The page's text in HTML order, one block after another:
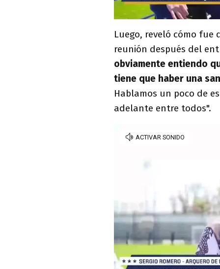
Luego, reveló cómo fue
reunión después del
obviamente entiendo
tiene que haber una
Hablamos un poco de
adelante entre todos".